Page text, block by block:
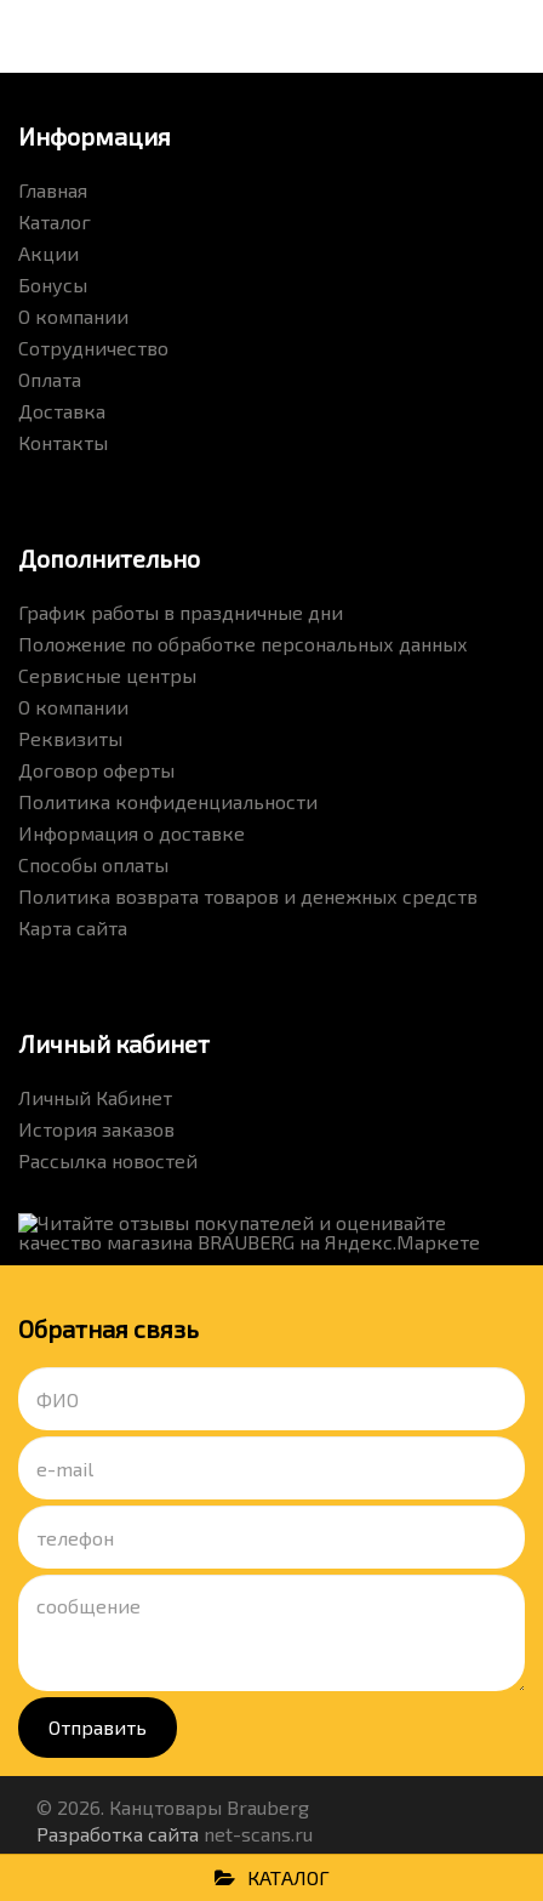
Информация
Главная
Каталог
Акции
Бонусы
О компании
Сотрудничество
Оплата
Доставка
Контакты
Дополнительно
График работы в праздничные дни
Положение по обработке персональных данных
Сервисные центры
О компании
Реквизиты
Договор оферты
Политика конфиденциальности
Информация о доставке
Способы оплаты
Политика возврата товаров и денежных средств
Карта сайта
Личный кабинет
Личный Кабинет
История заказов
Рассылка новостей
Обратная связь
Отправить
© 2026. Канцтовары Brauberg
Разработка сайта net-scans.ru